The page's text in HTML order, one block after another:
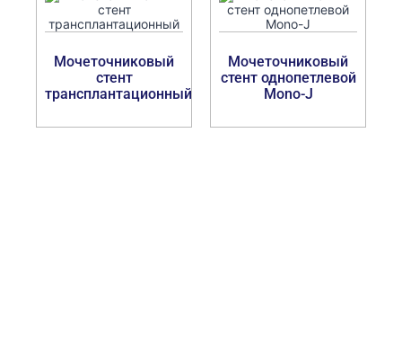
Мочеточниковый
стент
трансплантационный
Мочеточниковый
стент однопетлевой
Mono-J